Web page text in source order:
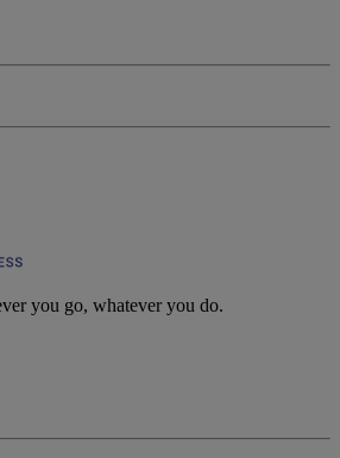
you go, whatever you do.